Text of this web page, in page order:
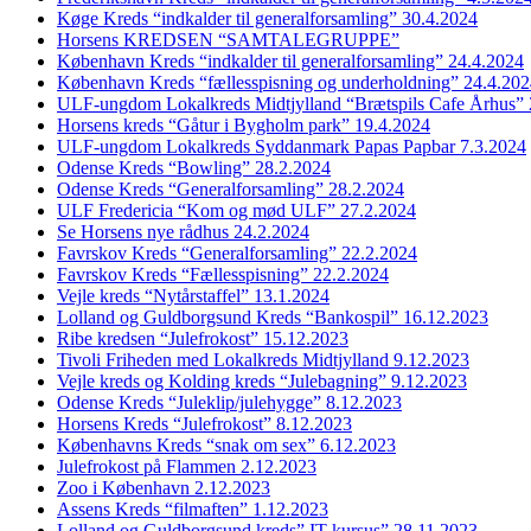
Køge Kreds “indkalder til generalforsamling” 30.4.2024
Horsens KREDSEN “SAMTALEGRUPPE”
København Kreds “indkalder til generalforsamling” 24.4.2024
København Kreds “fællesspisning og underholdning”
ULF-ungdom Lokalkreds Midtjylland “Brætspils Cafe Århus”
Horsens kreds “Gåtur i Bygholm park” 19.4.2024
ULF-ungdom Lokalkreds Syddanmark Papas Papbar 7.3.2024
Odense Kreds “Bowling” 28.2.2024
Odense Kreds “Generalforsamling” 28.2.2024
ULF Fredericia “Kom og mød ULF” 27.2.2024
Se Horsens nye rådhus 24.2.2024
Favrskov Kreds “Generalforsamling” 22.2.2024
Favrskov Kreds “Fællesspisning” 22.2.2024
Vejle kreds “Nytårstaffel” 13.1.2024
Lolland og Guldborgsund Kreds “Bankospil” 16.12.2023
Ribe kredsen “Julefrokost” 15.12.2023
Tivoli Friheden med Lokalkreds Midtjylland 9.12.2023
Vejle kreds og Kolding kreds “Julebagning” 9.12.2023
Odense Kreds “Juleklip/julehygge” 8.12.2023
Horsens Kreds “Julefrokost” 8.12.2023
Københavns Kreds “snak om sex” 6.12.2023
Julefrokost på Flammen 2.12.2023
Zoo i København 2.12.2023
Assens Kreds “filmaften” 1.12.2023